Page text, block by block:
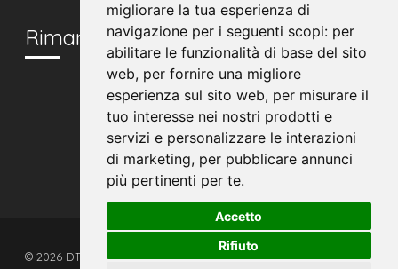
migliorare la tua esperienza di
navigazione per i seguenti scopi: per
abilitare le funzionalità di base del sito
web, per fornire una migliore
esperienza sul sito web, per misurare il
tuo interesse nei nostri prodotti e
servizi e personalizzare le interazioni
di marketing, per pubblicare annunci
più pertinenti per te.
Accetto
Rifiuto
Rimani in contatto
© 2026 DTS srl - Tutti i diritti riservati. - P.IVA 00608510392